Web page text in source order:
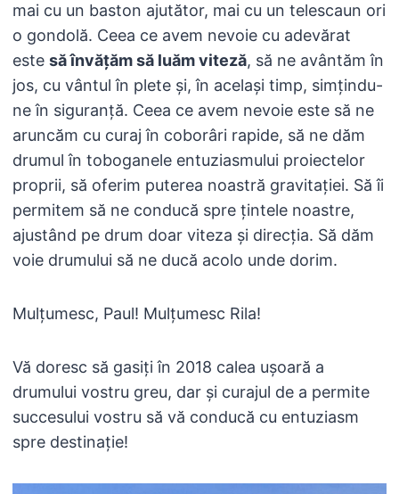
mai cu un baston ajutător, mai cu un telescaun ori
o gondolă. Ceea ce avem nevoie cu adevărat
este să învățăm să luăm viteză, să ne avântăm în
jos, cu vântul în plete și, în același timp, simțindu-
ne în siguranță. Ceea ce avem nevoie este să ne
aruncăm cu curaj în coborâri rapide, să ne dăm
drumul în toboganele entuziasmului proiectelor
proprii, să oferim puterea noastră gravitației. Să îi
permitem să ne conducă spre țintele noastre,
ajustând pe drum doar viteza și direcția. Să dăm
voie drumului să ne ducă acolo unde dorim.
Mulțumesc, Paul! Mulțumesc Rila!
Vă doresc să gasiți în 2018 calea ușoară a
drumului vostru greu, dar și curajul de a permite
succesului vostru să vă conducă cu entuziasm
spre destinație!